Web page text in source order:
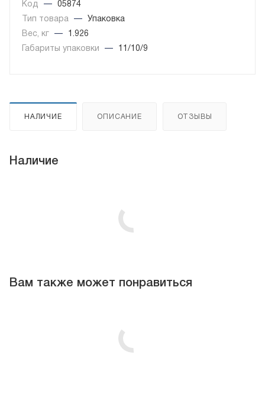
Код —
05874
Тип товара
—
Упаковка
Вес, кг
—
1.926
Габариты упаковки
— 11/10/9
НАЛИЧИЕ ОПИСАНИЕ ОТЗЫВЫ
Наличие
Вам также может понравиться